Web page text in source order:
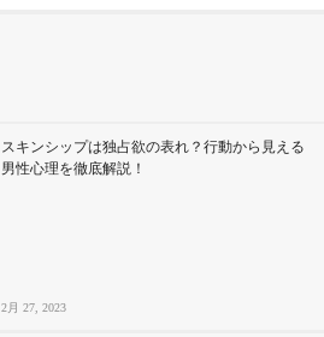
スキンシップは独占欲の表れ？行動から見える
男性心理を徹底解説！
2月 27, 2023